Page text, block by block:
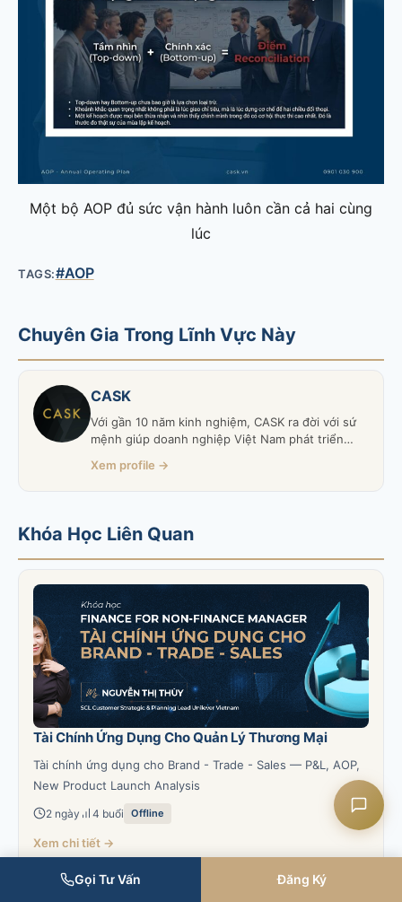
Một bộ AOP đủ sức vận hành luôn cần cả hai cùng
lúc
TAGS:#AOP
Chuyên Gia Trong Lĩnh Vực Này
CASK
Với gần 10 năm kinh nghiệm, CASK ra đời với sứ
mệnh giúp doanh nghiệp Việt Nam phát triển
từ Trade Marketing, Sales, Key Account
càng khốc liệt.
Xem profile →
Khóa Học Liên Quan
Tài Chính Ứng Dụng Cho Quản Lý Thương Mại
Tài chính ứng dụng cho Brand - Trade - Sales — P&L, AOP,
New Product Launch Analysis
2 ngày 4 buổi Offline
Xem chi tiết →
Gọi Tư Vấn Đăng Ký
Liên hệ CASK
Chat Zalo
Chat Facebook
Yêu cầu tư vấn